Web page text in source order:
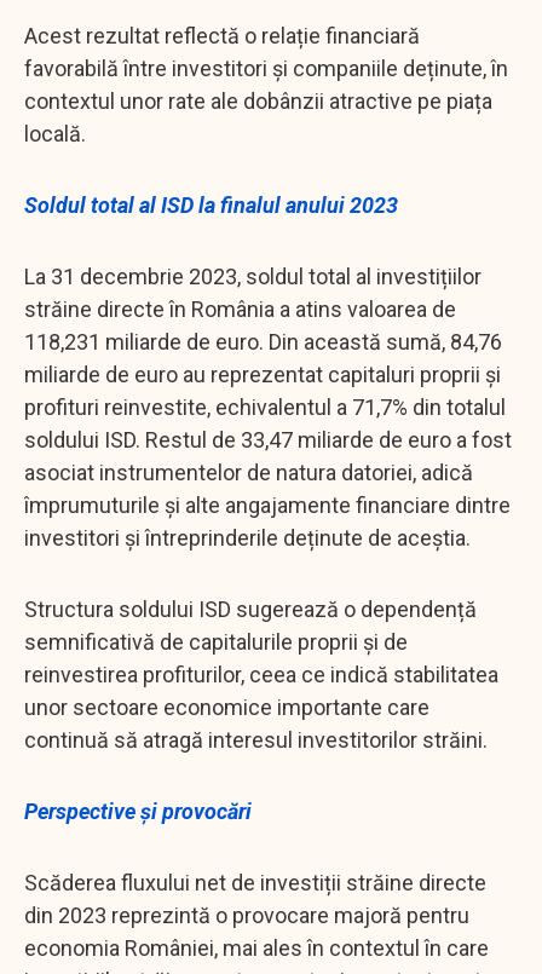
Acest rezultat reflectă o relație financiară
favorabilă între investitori și companiile deținute, în
contextul unor rate ale dobânzii atractive pe piața
locală.
Soldul total al ISD la finalul anului 2023
La 31 decembrie 2023, soldul total al investițiilor
străine directe în România a atins valoarea de
118,231 miliarde de euro. Din această sumă, 84,76
miliarde de euro au reprezentat capitaluri proprii și
profituri reinvestite, echivalentul a 71,7% din totalul
soldului ISD. Restul de 33,47 miliarde de euro a fost
asociat instrumentelor de natura datoriei, adică
împrumuturile și alte angajamente financiare dintre
investitori și întreprinderile deținute de aceștia.
Structura soldului ISD sugerează o dependență
semnificativă de capitalurile proprii și de
reinvestirea profiturilor, ceea ce indică stabilitatea
unor sectoare economice importante care
continuă să atragă interesul investitorilor străini.
Perspective și provocări
Scăderea fluxului net de investiții străine directe
din 2023 reprezintă o provocare majoră pentru
economia României, mai ales în contextul în care